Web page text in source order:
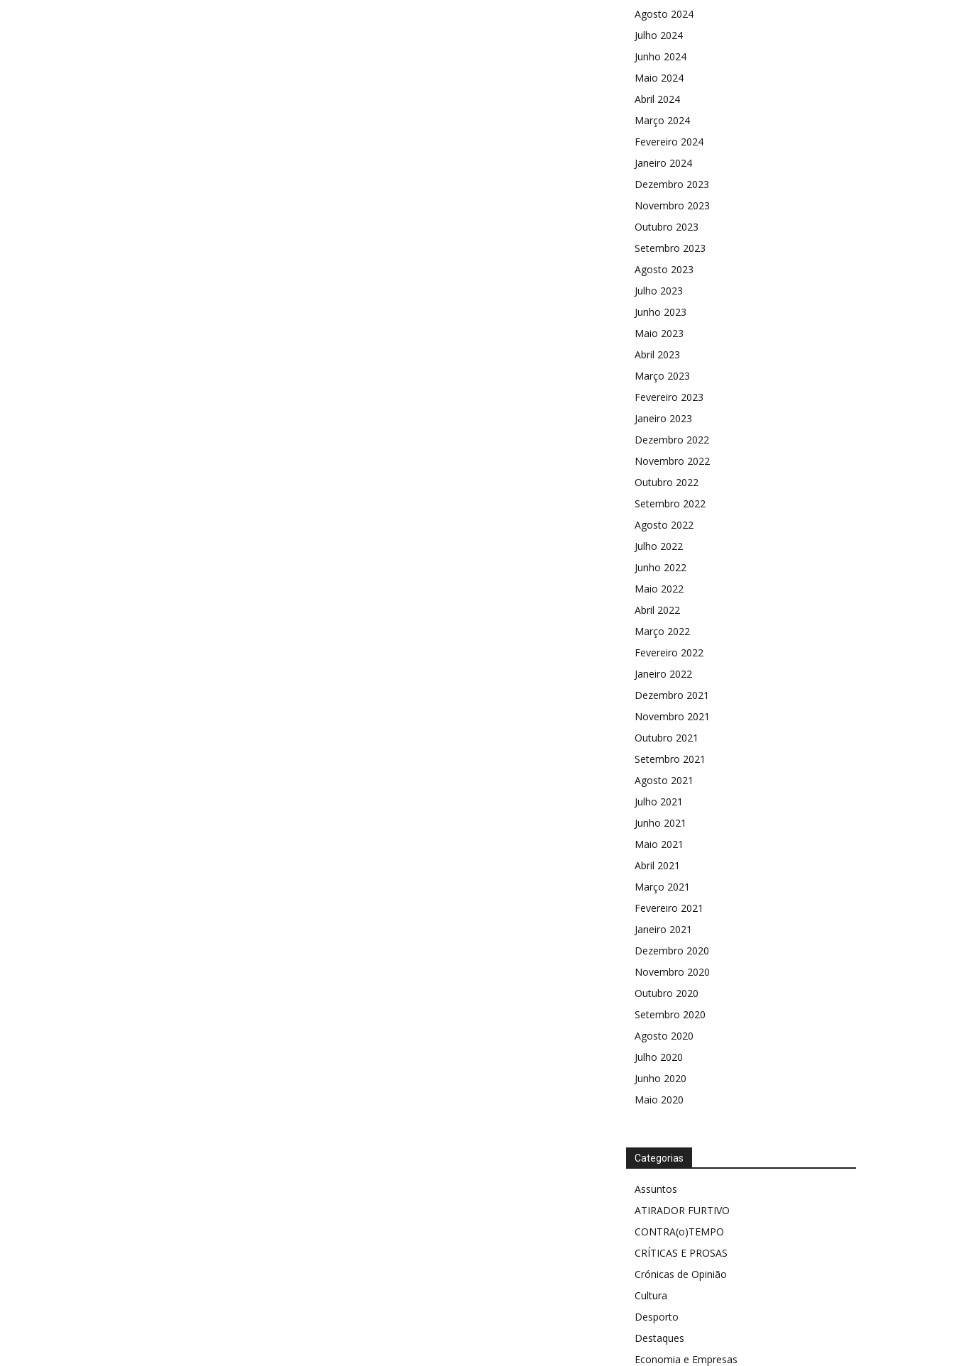
Agosto 2024
Julho 2024
Junho 2024
Maio 2024
Abril 2024
Março 2024
Fevereiro 2024
Janeiro 2024
Dezembro 2023
Novembro 2023
Outubro 2023
Setembro 2023
Agosto 2023
Julho 2023
Junho 2023
Maio 2023
Abril 2023
Março 2023
Fevereiro 2023
Janeiro 2023
Dezembro 2022
Novembro 2022
Outubro 2022
Setembro 2022
Agosto 2022
Julho 2022
Junho 2022
Maio 2022
Abril 2022
Março 2022
Fevereiro 2022
Janeiro 2022
Dezembro 2021
Novembro 2021
Outubro 2021
Setembro 2021
Agosto 2021
Julho 2021
Junho 2021
Maio 2021
Abril 2021
Março 2021
Fevereiro 2021
Janeiro 2021
Dezembro 2020
Novembro 2020
Outubro 2020
Setembro 2020
Agosto 2020
Julho 2020
Junho 2020
Maio 2020
Categorias
Assuntos
ATIRADOR FURTIVO
CONTRA(o)TEMPO
CRÍTICAS E PROSAS
Crónicas de Opinião
Cultura
Desporto
Destaques
Economia e Empresas